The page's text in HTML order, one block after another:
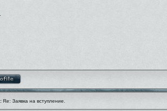
Re: Заявка на вступление.